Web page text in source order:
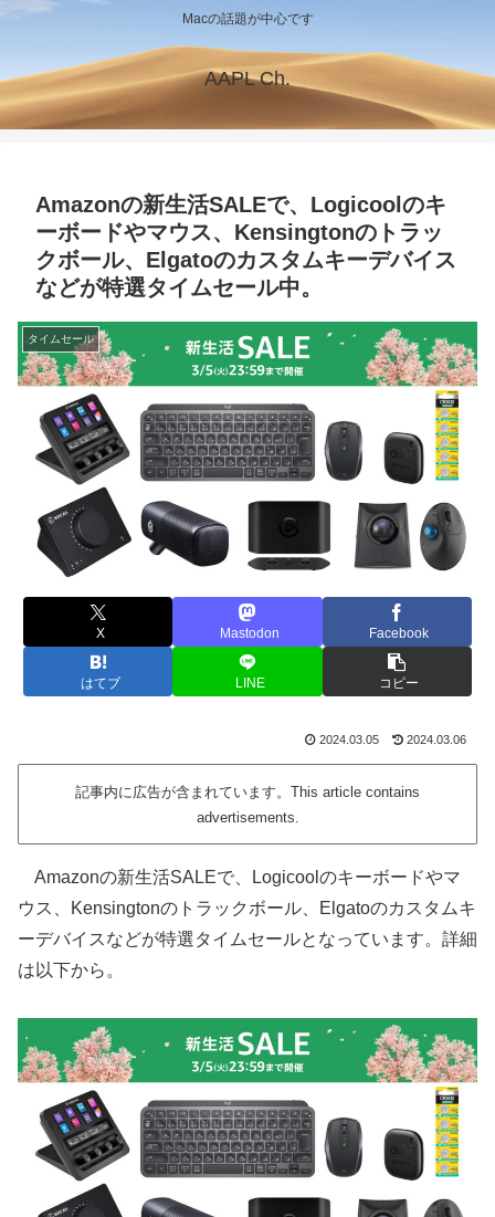
Macの話題が中心です
AAPL Ch.
Amazonの新生活SALEで、Logicoolのキ
ーボードやマウス、Kensingtonのトラッ
クボール、Elgatoのカスタムキーデバイス
などが特選タイムセール中。
タイムセール
X Mastodon Facebook
はてブ LINE コピー
2024.03.05 2024.03.06
記事内に広告が含まれています。This article contains
advertisements.
Amazonの新生活SALEで、Logicoolのキーボードやマ
ウス、Kensingtonのトラックボール、Elgatoのカスタムキ
ーデバイスなどが特選タイムセールとなっています。詳細
は以下から。